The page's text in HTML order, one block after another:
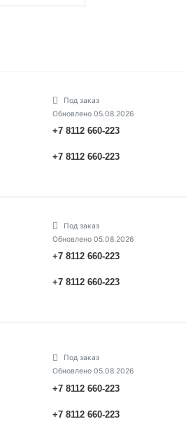
Под заказ
Обновлено 05.08.2026
+7 8112 660-223
+7 8112 660-223
Под заказ
Обновлено 05.08.2026
+7 8112 660-223
+7 8112 660-223
Под заказ
Обновлено 05.08.2026
+7 8112 660-223
+7 8112 660-223